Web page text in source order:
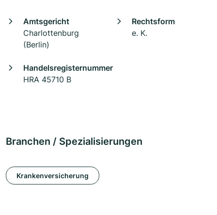
Amtsgericht
Charlottenburg
(Berlin)
Rechtsform
e. K.
Handelsregisternummer
HRA 45710 B
Branchen / Spezialisierungen
Krankenversicherung